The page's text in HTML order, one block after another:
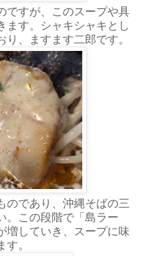
ですが、このスープや具
ます。シャキシャキとし
、ますます二郎です。
のであり、沖縄そばの三
。この段階で「島ラー
増していき、スープに味
。